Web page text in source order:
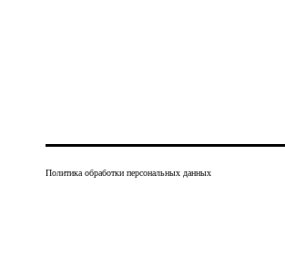
Политика обработки персональных данных